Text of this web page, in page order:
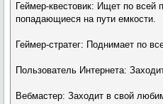
Геймер-квестовик: Ищет по всей
попадающиеся на пути емкости.
Геймер-стратег: Поднимает по
Пользователь Интернета:
Вебмастер: Заходит в свой